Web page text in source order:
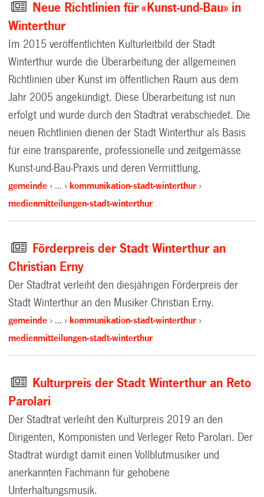
Neue Richtlinien für «Kunst-und-Bau» in
Winterthur
Im 2015 veröffentlichten Kulturleitbild der Stadt
Winterthur wurde die Überarbeitung der allgemeinen
Richtlinien über Kunst im öffentlichen Raum aus dem
Jahr 2005 angekündigt. Diese Überarbeitung ist nun
erfolgt und wurde durch den Stadtrat verabschiedet. Die
neuen Richtlinien dienen der Stadt Winterthur als Basis
für eine transparente, professionelle und zeitgemässe
Kunst-und-Bau-Praxis und deren Vermittlung.
gemeinde …
kommunikation-stadt-winterthur
medienmitteilungen-stadt-winterthur
Förderpreis der Stadt Winterthur an
Christian Erny
Der Stadtrat verleiht den diesjährigen Förderpreis der
Stadt Winterthur an den Musiker Christian Erny.
gemeinde …
kommunikation-stadt-winterthur
medienmitteilungen-stadt-winterthur
Kulturpreis der Stadt Winterthur an Reto
Parolari
Der Stadtrat verleiht den Kulturpreis 2019 an den
Dirigenten, Komponisten und Verleger Reto Parolari. Der
Stadtrat würdigt damit einen Vollblutmusiker und
anerkannten Fachmann für gehobene
Unterhaltungsmusik.